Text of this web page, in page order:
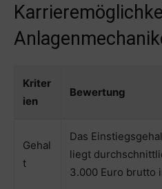
Kriter
ien
Bewertung
Gehal
t
Das
liegt
3.000 Euro brutto